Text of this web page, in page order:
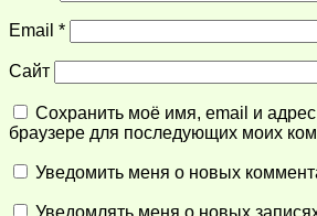
Email *
Сайт
Сохранить моё имя, email и адрес
браузере для последующих моих
Уведомить меня о новых
Уведомлять меня о новых